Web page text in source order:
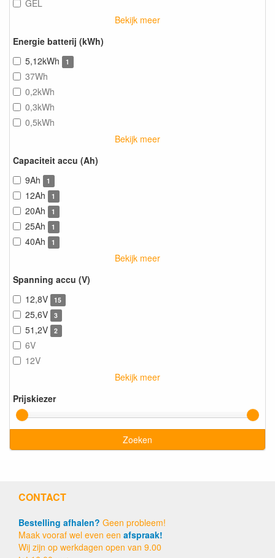
GEL
Bekijk meer
Energie batterij (kWh)
5,12kWh
1
37Wh
0,2kWh
0,3kWh
0,5kWh
Bekijk meer
Capaciteit accu (Ah)
9Ah
1
12Ah 1
20Ah 1
25Ah 1
40Ah 1
Bekijk meer
Spanning accu (V)
12,8V
15
25,6V 3
51,2V 2
6V
12V
Bekijk meer
Prijskiezer
Zoeken
CONTACT
Bestelling afhalen? Geen probleem!
Maak vooraf wel even een afspraak!
Wij zijn op werkdagen open van 9.00